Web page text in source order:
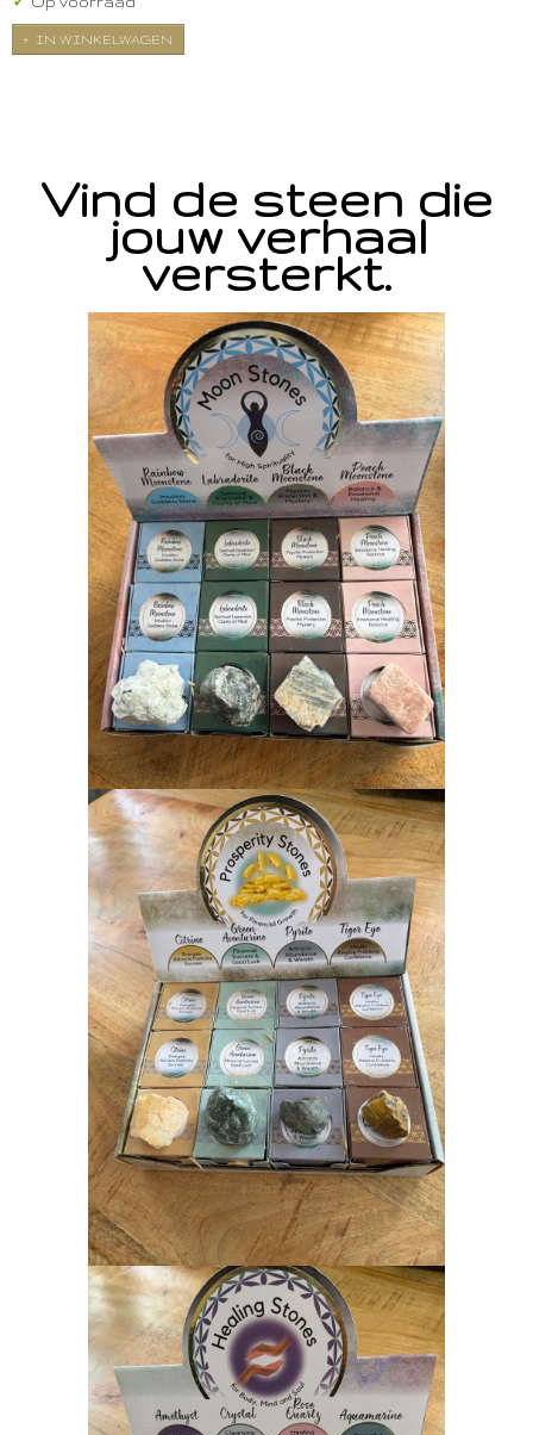
IN WINKELWAGEN
Vind de steen die
jouw verhaal
versterkt.